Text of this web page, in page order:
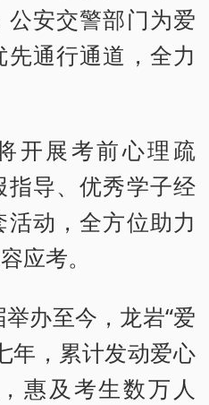
安交警部门为爱
通行通道，全力
开展考前心理疏
导、优秀学子经
动，全方位助力
应考。
办至今，龙岩“爱
年，累计发动爱心
惠及考生数万人